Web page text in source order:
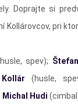
Doprajte si
Kollárovcov, pri
spev);
(husle,
Hudi